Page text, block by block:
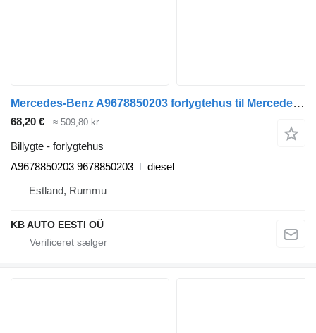
Mercedes-Benz A9678850203 forlygtehus til Mercedes-Benz Atego, Atego 2, Atego 3 (1996-) lastbil
68,20 € ≈ 509,80 kr.
Billygte - forlygtehus
A9678850203 9678850203
diesel
Estland, Rummu
KB AUTO EESTI OÜ